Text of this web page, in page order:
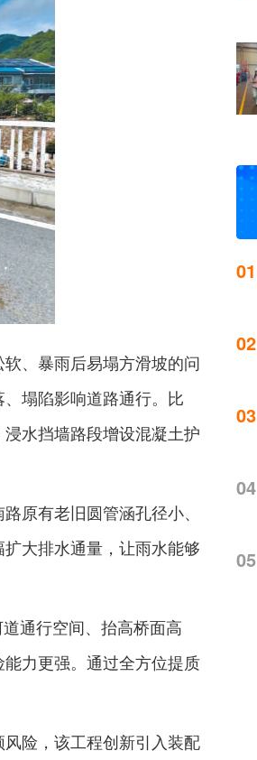
、暴雨后易塌方滑坡的问
塌陷影响道路通行。比
水挡墙路段增设混凝土护
原有老旧圆管涵孔径小、
大排水通量，让雨水能够
通行空间、抬高桥面高
力更强。通过全方位提质
险，该工程创新引入装配
01
02
03
04
05